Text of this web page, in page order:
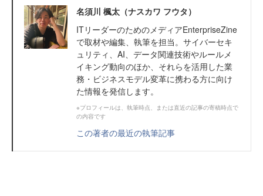
名須川 楓太（ナスカワ フウタ）
ITリーダーのためのメディアEnterpriseZine
で取材や編集、執筆を担当。サイバーセキ
ュリティ、AI、データ関連技術やルールメ
イキング動向のほか、それらを活用した業
務・ビジネスモデル変革に携わる方に向け
た情報を発信します。
※プロフィールは、執筆時点、または直近の記事の寄稿時点で
の内容です
この著者の最近の執筆記事